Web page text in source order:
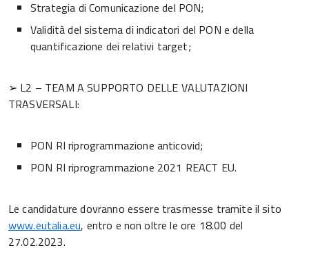
Strategia di Comunicazione del PON;
Validità del sistema di indicatori del PON e della
quantificazione dei relativi target;
➢ L2 – TEAM A SUPPORTO DELLE VALUTAZIONI
TRASVERSALI:
PON RI riprogrammazione anticovid;
PON RI riprogrammazione 2021 REACT EU.
Le candidature dovranno essere trasmesse tramite il sito
www.eutalia.eu, entro e non oltre le ore 18.00 del
27.02.2023.